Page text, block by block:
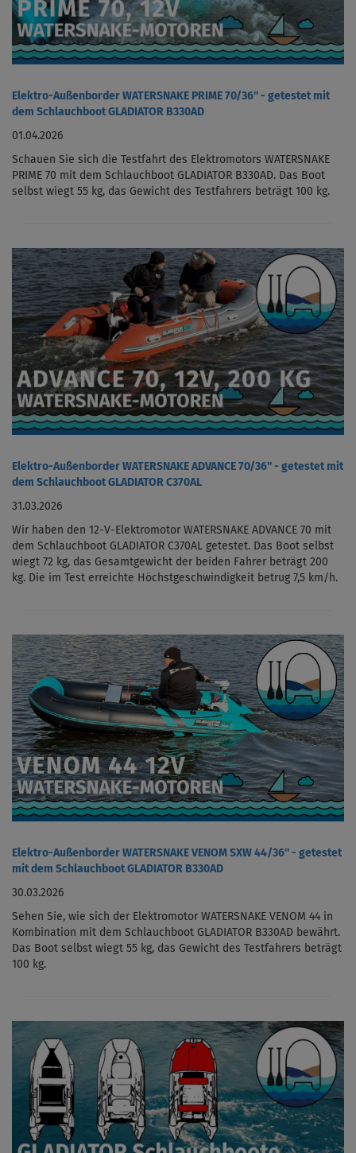
Elektro-Außenborder WATERSNAKE PRIME 70/36'' - getestet mit
dem Schlauchboot GLADIATOR B330AD
01.04.2026
Schauen Sie sich die Testfahrt des Elektromotors WATERSNAKE
PRIME 70 mit dem Schlauchboot GLADIATOR B330AD. Das Boot
selbst wiegt 55 kg, das Gewicht des Testfahrers beträgt 100 kg.
Elektro-Außenborder WATERSNAKE ADVANCE 70/36'' - getestet mit
dem Schlauchboot GLADIATOR C370AL
31.03.2026
Wir haben den 12-V-Elektromotor WATERSNAKE ADVANCE 70 mit
dem Schlauchboot GLADIATOR C370AL getestet. Das Boot selbst
wiegt 72 kg, das Gesamtgewicht der beiden Fahrer beträgt 200
kg. Die im Test erreichte Höchstgeschwindigkeit betrug 7,5 km/h.
Elektro-Außenborder WATERSNAKE VENOM SXW 44/36'' - getestet
mit dem Schlauchboot GLADIATOR B330AD
30.03.2026
Sehen Sie, wie sich der Elektromotor WATERSNAKE VENOM 44 in
Kombination mit dem Schlauchboot GLADIATOR B330AD bewährt.
Das Boot selbst wiegt 55 kg, das Gewicht des Testfahrers beträgt
100 kg.